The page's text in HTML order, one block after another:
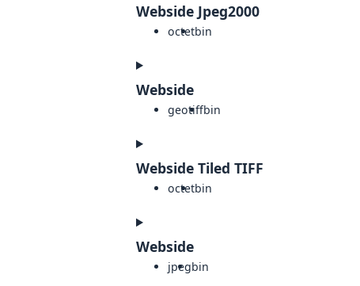
Webside Jpeg2000
octetbin
Webside
geotiffbin
Webside Tiled TIFF
octetbin
Webside
jpegbin